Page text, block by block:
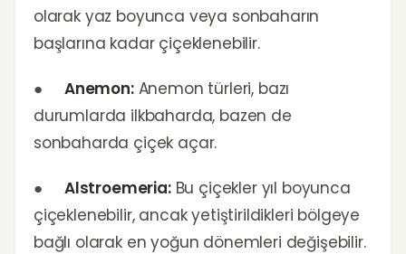
olarak yaz boyunca veya sonbaharın
başlarına kadar çiçeklenebilir.
● Anemon:Anemon türleri, bazı
durumlarda ilkbaharda, bazen de
sonbaharda çiçek açar.
● Alstroemeria:Bu çiçekler yıl boyunca
çiçeklenebilir, ancak yetiştirildikleri bölgeye
bağlı olarak en yoğun dönemleri değişebilir.